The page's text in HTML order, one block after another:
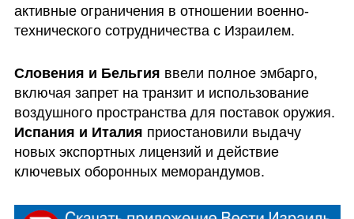
активные ограничения в отношении военно-
технического сотрудничества с Израилем.
Словения и Бельгия ввели полное эмбарго,
включая запрет на транзит и использование
Испания и Италия приостановили выдачу
новых экспортных лицензий и действие
ключевых оборонных меморандумов.